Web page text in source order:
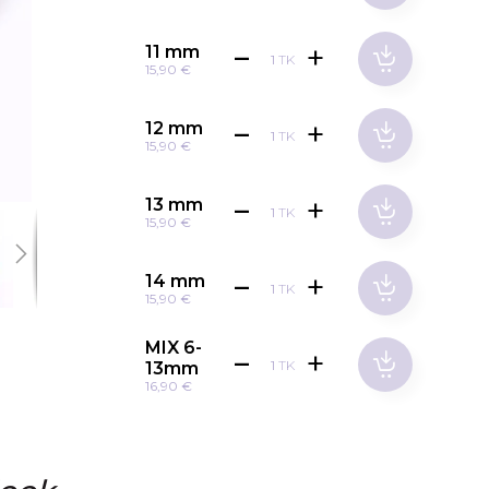
11 mm
15,90 €
TK
12 mm
15,90 €
TK
13 mm
15,90 €
TK
14 mm
15,90 €
TK
MIX 6-
13mm
16,90 €
TK